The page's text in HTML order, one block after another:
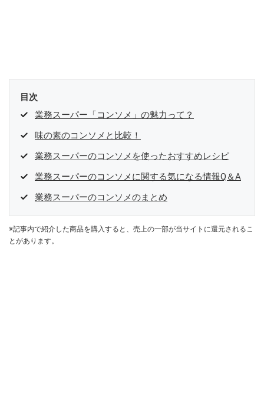
目次
業務スーパー「コンソメ」の魅力って？
味の素のコンソメと比較！
業務スーパーのコンソメを使ったおすすめレシピ
業務スーパーのコンソメに関する気になる情報Q＆A
業務スーパーのコンソメのまとめ
※記事内で紹介した商品を購入すると、売上の一部が当サイトに還元されるこ
とがあります。